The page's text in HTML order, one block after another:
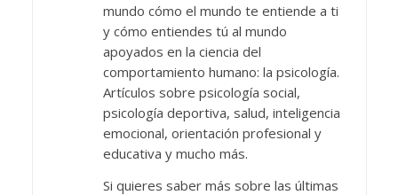
mundo cómo el mundo te entiende a ti
y cómo entiendes tú al mundo
apoyados en la ciencia del
comportamiento humano: la psicología.
Artículos sobre psicología social,
psicología deportiva, salud, inteligencia
emocional, orientación profesional y
educativa y mucho más.
Si quieres saber más sobre las últimas